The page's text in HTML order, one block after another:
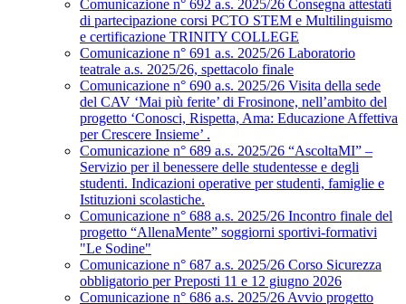
Comunicazione n° 692 a.s. 2025/26 Consegna attestati
di partecipazione corsi PCTO STEM e Multilinguismo
e certificazione TRINITY COLLEGE
Comunicazione n° 691 a.s. 2025/26 Laboratorio
teatrale a.s. 2025/26, spettacolo finale
Comunicazione n° 690 a.s. 2025/26 Visita della sede
del CAV ‘Mai più ferite’ di Frosinone, nell’ambito del
progetto ‘Conosci, Rispetta, Ama: Educazione Affettiva
per Crescere Insieme’ .
Comunicazione n° 689 a.s. 2025/26 “AscoltaMI” –
Servizio per il benessere delle studentesse e degli
studenti. Indicazioni operative per studenti, famiglie e
Istituzioni scolastiche.
Comunicazione n° 688 a.s. 2025/26 Incontro finale del
progetto “AllenaMente” soggiorni sportivi‑formativi
"Le Sodine"
Comunicazione n° 687 a.s. 2025/26 Corso Sicurezza
obbligatorio per Preposti 11 e 12 giugno 2026
Comunicazione n° 686 a.s. 2025/26 Avvio progetto